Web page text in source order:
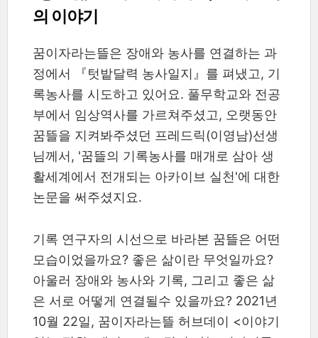
의 이야기
꿈이자라는뜰은 장애와 농사를 연결하는 과
정에서 『텃밭달력 농사일지』를 펴냈고, 기
록농사를 시도하고 있어요. 풀무학교와 전공
부에서 임상역사를 가르쳐주셨고, 오랫동안
꿈뜰을 지켜봐주셨던 프레드릭(이영남)선생
님께서, '꿈뜰의 기록농사를 매개로 삼아 생
활세계에서 전개되는 아카이브 실천'에 대한
논문을 써주셨지요.
기록 연구자의 시선으로 바라본 꿈뜰은 어떤
모습이었을까요? 좋은 삶이란 무엇일까요?
아울러 장애와 농사와 기록, 그리고 좋은 삶
은 서로 어떻게 연결될수 있을까요? 2021년
10월 22일, 꿈이자라는뜰 허브데이 <이야기